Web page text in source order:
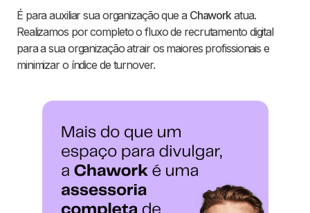
É para auxiliar sua organização que a Chaworkatua.
Realizamos por completo o fluxo de recrutamento digital
para a sua organização atrair os maiores profissionais e
minimizar o índice de turnover.